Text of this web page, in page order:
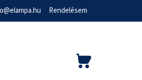
Rendelésem
KOSÁR